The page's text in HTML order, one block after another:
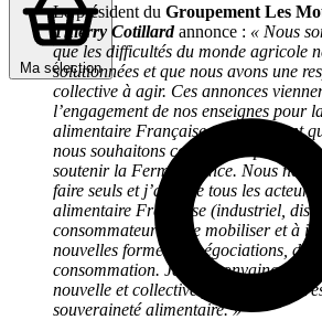
Ma sélection
Le président du Groupement Les
Thierry Cotillardannonce : « Nous
que les difficultés du monde agricole
solutionnées et que nous avons une
collective à agir. Ces annonces
l’engagement de nos enseignes pour
alimentaire Française. Elles ne sont
nous souhaitons continuer à prendre
soutenir la Ferme France. Nous ne
faire seuls et j’appelle tous les
alimentaire Française (industriel,
consommateurs) à se mobiliser et à
nouvelles formes de négociations,
consommation. Je suis convaincu
nouvelle et collective permettra de
souveraineté alimentaire. »